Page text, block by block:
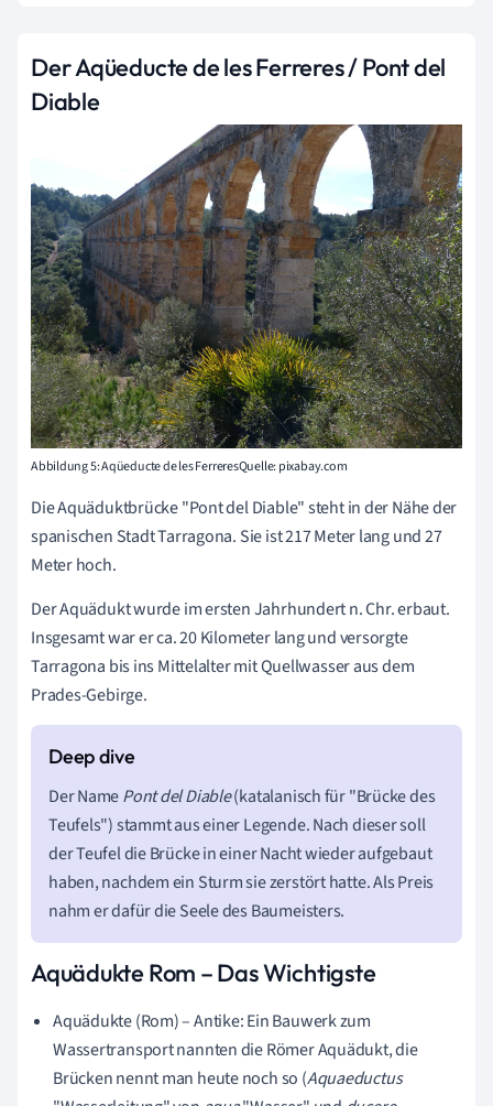
Der Aqüeducte de les Ferreres / Pont del
Diable
Abbildung 5: Aqüeducte de les FerreresQuelle: pixabay.com
Die Aquäduktbrücke "Pont del Diable" steht in der Nähe der
spanischen Stadt Tarragona. Sie ist 217 Meter lang und 27
Meter hoch.
Der Aquädukt wurde im ersten Jahrhundert n. Chr. erbaut.
Insgesamt war er ca. 20 Kilometer lang und versorgte
Tarragona bis ins Mittelalter mit Quellwasser aus dem
Prades-Gebirge.
Der NamePont del Diable(katalanisch für "Brücke des
Teufels") stammt aus einer Legende. Nach dieser soll
der Teufel die Brücke in einer Nacht wieder aufgebaut
haben, nachdem ein Sturm sie zerstört hatte. Als Preis
nahm er dafür die Seele des Baumeisters.
Aquädukte Rom – Das Wichtigste
Aquädukte (Rom) – Antike: Ein Bauwerk zum
Wassertransport nannten die Römer Aquädukt, die
Brücken nennt man heute noch so (Aquaeductus